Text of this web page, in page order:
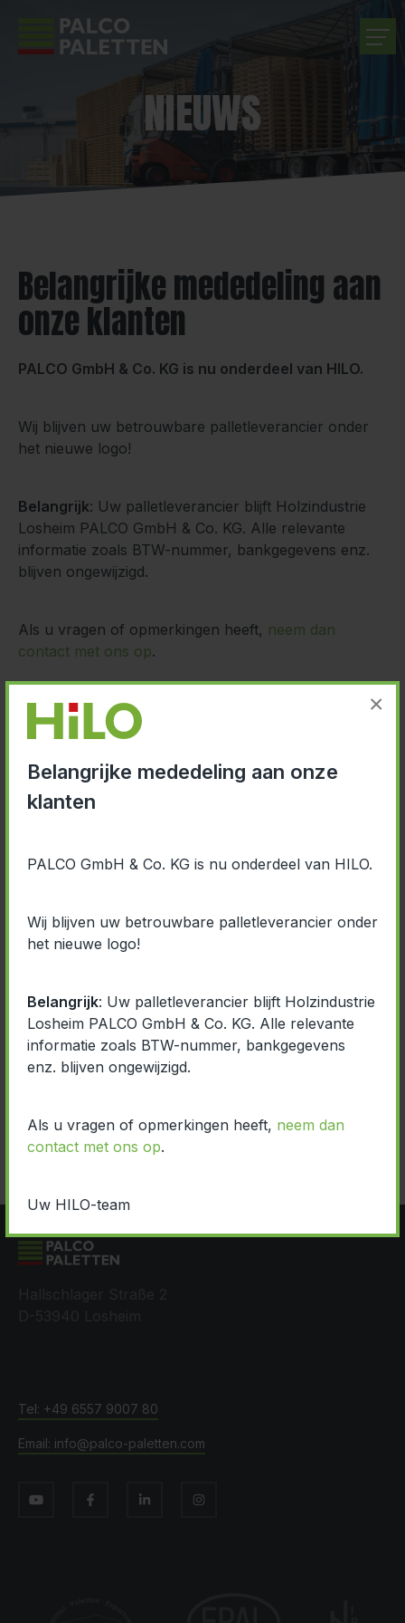
Belangrijke mededeling aan onze
klanten
PALCO GmbH & Co. KG is nu onderdeel van HILO.
Wij blijven uw betrouwbare palletleverancier onder
het nieuwe logo!
Belangrijk: Uw palletleverancier blijft Holzindustrie
Losheim PALCO GmbH & Co. KG. Alle relevante
informatie zoals BTW-nummer, bankgegevens
enz. blijven ongewijzigd.
Als u vragen of opmerkingen heeft, neem dan
contact met ons op.
Uw HILO-team
×
BEDRIJF
PRODUCTEN
CONTACT
NIEUWS
Belangrijke mededeling aan
onze klanten
PALCO GmbH & Co. KG is nu onderdeel van HILO.
Wij blijven uw betrouwbare palletleverancier onder
het nieuwe logo!
Belangrijk: Uw palletleverancier blijft Holzindustrie
Losheim PALCO GmbH & Co. KG. Alle relevante
informatie zoals BTW-nummer, bankgegevens enz.
blijven ongewijzigd.
Als u vragen of opmerkingen heeft, neem dan
contact met ons op.
Uw HILO-team
+49 6557 9007 80
info@palco-paletten.com